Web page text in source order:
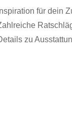
Inspiration für dein
zu